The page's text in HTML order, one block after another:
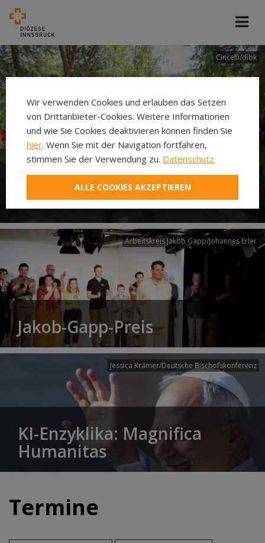
Cincelli/dibk
Neuer Pilgerweg Via
Laudato si’
Arbeitskreis Jakob Gapp/Johannes Erler
Jakob-Gapp-Preis
Jessica Krämer/Deutsche Bischofskonferenz
KI-Enzyklika: Magnifica
Humanitas
Termine
Wir verwenden Cookies und erlauben das Setzen
von Drittanbieter-Cookies. Weitere Informationen
und wie Sie Cookies deaktivieren können finden Sie
hier. Wenn Sie mit der Navigation fortfahren,
stimmen Sie der Verwendung zu. Datenschutz
ALLE COOKIES AKZEPTIEREN